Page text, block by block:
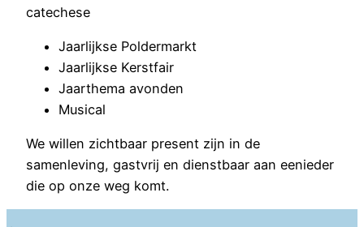
catechese
Jaarlijkse Poldermarkt
Jaarlijkse Kerstfair
Jaarthema avonden
Musical
We willen zichtbaar present zijn in de
samenleving, gastvrij en dienstbaar aan eenieder
die op onze weg komt.